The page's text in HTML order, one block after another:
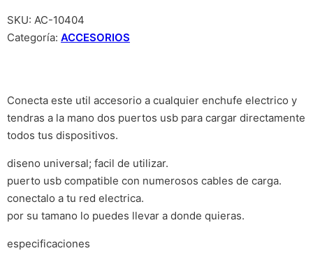
SKU: AC-10404
Categoría: ACCESORIOS
Conecta este util accesorio a cualquier enchufe electrico y
tendras a la mano dos puertos usb para cargar directamente
todos tus dispositivos.
diseno universal; facil de utilizar.
puerto usb compatible con numerosos cables de carga.
conectalo a tu red electrica.
por su tamano lo puedes llevar a donde quieras.
especificaciones